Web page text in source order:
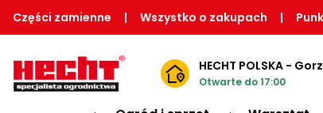
Części zamienne | Wszystko o zakupach |
HECHT POLSKA -
Otwarte do 17:00